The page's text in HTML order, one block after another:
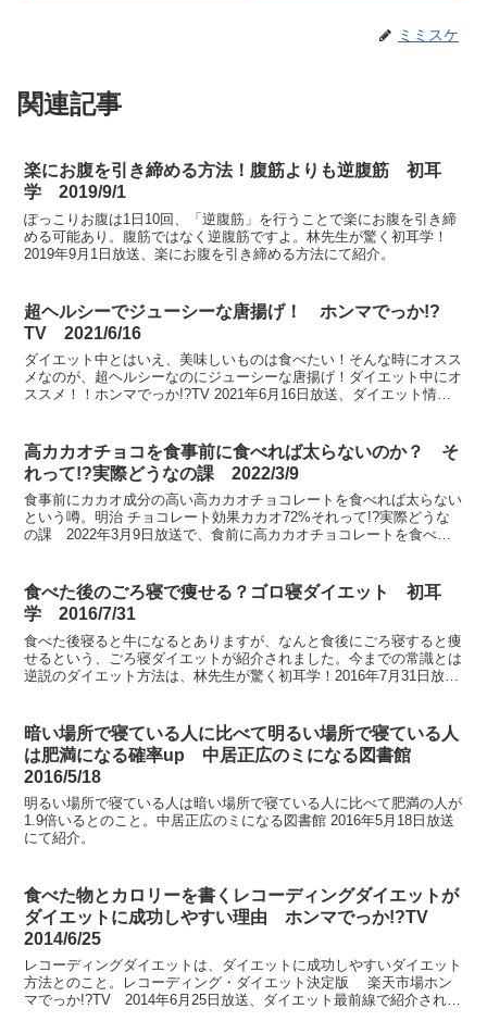
ミミスケ
関連記事
楽にお腹を引き締める方法！腹筋よりも逆腹筋 初耳
学 2019/9/1
ぽっこりお腹は1日10回、「逆腹筋」を行うことで楽にお腹を引き締
める可能あり。腹筋ではなく逆腹筋ですよ。林先生が驚く初耳学！
2019年9月1日放送、楽にお腹を引き締める方法にて紹介。
超ヘルシーでジューシーな唐揚げ！ ホンマでっか!?
TV 2021/6/16
ダイエット中とはいえ、美味しいものは食べたい！そんな時にオスス
メなのが、超ヘルシーなのにジューシーな唐揚げ！ダイエット中にオ
ススメ！！ホンマでっか!?TV 2021年6月16日放送、ダイエット情報
高カカオチョコを食事前に食べれば太らないのか？ そ
れって!?実際どうなの課 2022/3/9
食事前にカカオ成分の高い高カカオチョコレートを食べれば太らない
という噂。明治 チョコレート効果カカオ72%それって!?実際どうな
の課 2022年3月9日放送で、食前に高カカオチョコレートを食べて
食べた後のごろ寝で痩せる？ゴロ寝ダイエット 初耳
学 2016/7/31
食べた後寝ると牛になるとありますが、なんと食後にごろ寝すると痩
せるという、ごろ寝ダイエットが紹介されました。今までの常識とは
逆説のダイエット方法は、林先生が驚く初耳学！2016年7月31日放送
暗い場所で寝ている人に比べて明るい場所で寝ている人
は肥満になる確率up 中居正広のミになる図書館
2016/5/18
明るい場所で寝ている人は暗い場所で寝ている人に比べて肥満の人が
1.9倍いるとのこと。中居正広のミになる図書館 2016年5月18日放送
にて紹介。
食べた物とカロリーを書くレコーディングダイエットが
ダイエットに成功しやすい理由 ホンマでっか!?TV
2014/6/25
レコーディングダイエットは、ダイエットに成功しやすいダイエット
方法とのこと。レコーディング・ダイエット決定版 楽天市場ホン
マでっか!?TV 2014年6月25日放送、ダイエット最前線で紹介されま